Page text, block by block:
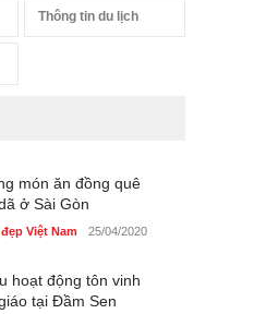
Thông tin du lịch
món ăn đồng quê
ở Sài Gòn
Việt Nam 25/04/2020
hoạt động tôn vinh
tại Đầm Sen